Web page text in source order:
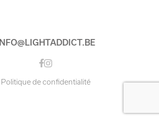
INFO@LIGHTADDICT.BE
Politique de confidentialité